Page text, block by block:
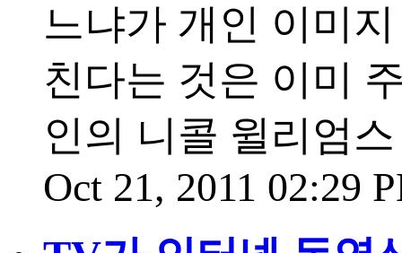
느냐가 개인 이미
친다는 것은 이미
인의 니콜 윌리엄
Oct 21, 2011 02:29